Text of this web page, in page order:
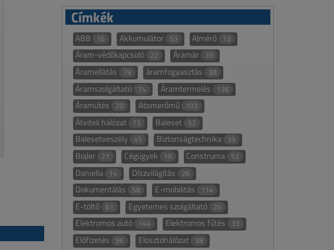
Címkék
ABB 16 Akkumulátor 53 Almérő 13
Áram-védőkapcsoló 22 Áramár 39
Áramellátás 79 áramfogyasztás 38
Áramszolgáltató 74 Áramtermelés 136
Áramütés 20 Atomerőmű 103
Átviteli hálózat 73 Baleset 52
Balesetveszély 45 Biztonságtechnika 39
Bojler 21 Cégügyek 18 Construma 52
Daniella 14 Díszvilágítás 26
Dokumentálás 58 E-mobilitás 114
E-töltő 61 Egyetemes szolgáltató 24
Elektromos autó 144 Elektromos fűtés 33
Előfizetés 96 Elosztóhálózat 38